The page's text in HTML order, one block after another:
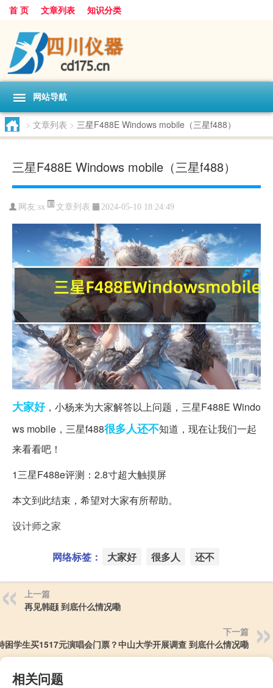
首 页 文章列表 知识分类
网站导航
> 文章列表 > 三星F488E Windows mobile（三星f488）
三星F488E Windows mobile（三星f488）
网友:sx 文章列表 2024-05-10 18:24:49
大家好，小杨来为大家解答以上问题，三星F488E Windo
ws mobile，三星f488很多人还不知道，现在让我们一起
来看看吧！
1三星F488e评测：2.8寸超大触摸屏
本文到此结束，希望对大家有所帮助。
设计师之家
网络标签： 大家好 很多人 还不
上一篇
再见韩颋 到底什么情况嘞
下一篇
困学生买1517元演唱会门票？中山大学开展调查 到底什么情况嘞
相关问题